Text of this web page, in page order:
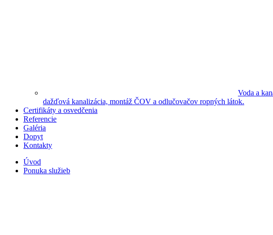
Voda a
dažďová kanalizácia, montáž ČOV a odlučovačov ropných látok.
Certifikáty a osvedčenia
Referencie
Galéria
Dopyt
Kontakty
Úvod
Ponuka služieb